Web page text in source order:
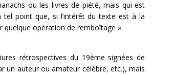
ou les livres de piété, mais qui est
tel point que, si l’intérêt du texte est à la
quelque opération de remboîtage ».
rétrospectives du 19ème signées de
un auteur ou amateur célèbre, etc.), mais